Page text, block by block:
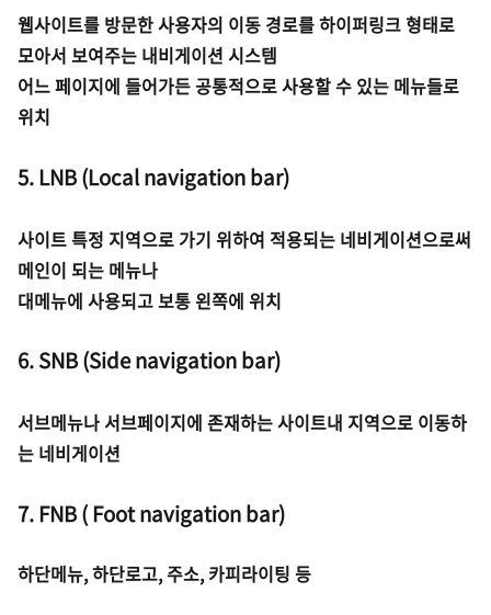
웹사이트를 방문한 사용자의 이동 경로를 하이퍼링크 형태로
모아서 보여주는 내비게이션 시스템
어느 페이지에 들어가든 공통적으로 사용할 수 있는 메뉴들로
위치
5. LNB (Local navigation bar)
사이트 특정 지역으로 가기 위하여 적용되는 네비게이션으로써
메인이 되는 메뉴나
대메뉴에 사용되고 보통 왼쪽에 위치
6. SNB (Side navigation bar)
서브메뉴나 서브페이지에 존재하는 사이트내 지역으로 이동하
는 네비게이션
7. FNB ( Foot navigation bar)
하단메뉴, 하단로고, 주소, 카피라이팅 등